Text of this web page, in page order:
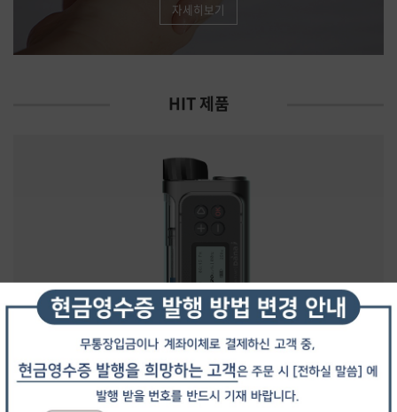
자세히보기
HIT 제품